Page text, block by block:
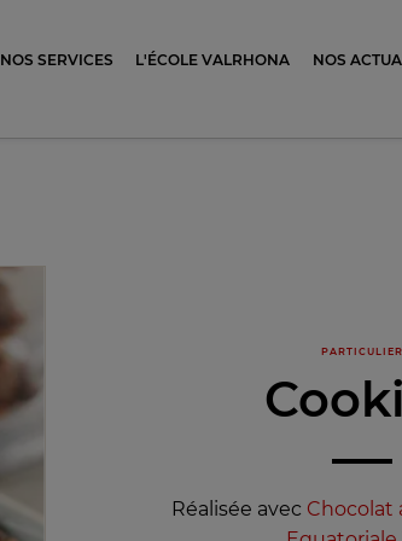
NOS SERVICES L'ÉCOLE VALRHONA NOS
PARTICULIER
Réalisée avec Chocolat